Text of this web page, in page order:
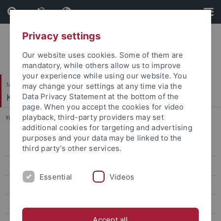
Skip
to
content
Skip
to
footer
Mathematisch-Naturwissenschaftliche Fakultät
Klinische Psychologie und Psychotherapie
You are here: Startseite ... Mareike Handler
Prof. Dr. Jennifer Svaldi
Verwaltung
Privacy settings
Our website uses cookies. Some of them are
mandatory, while others allow us to improve
your experience while using our website. You
may change your settings at any time via the
Data Privacy Statement at the bottom of the
page. When you accept the cookies for video
playback, third-party providers may set
additional cookies for targeting and advertising
purposes and your data may be linked to the
third party’s other services.
Essential Videos